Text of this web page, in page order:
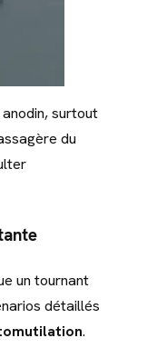
surtout
du
un tournant
détaillés
.